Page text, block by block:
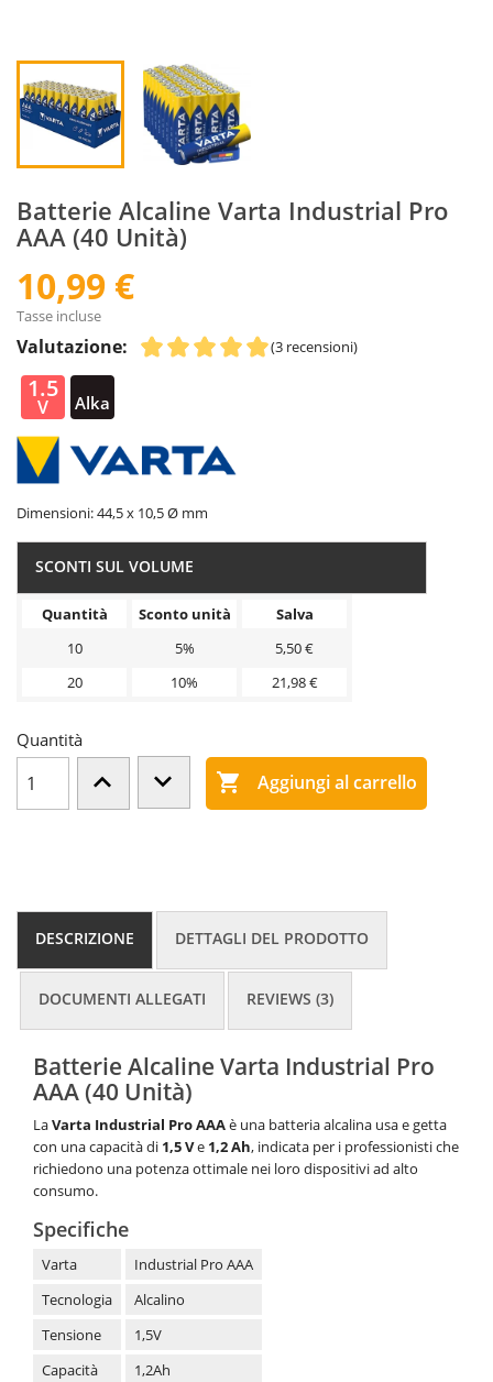
Batterie Alcaline Varta Industrial Pro
AAA (40 Unità)
10,99 €
Tasse incluse
Valutazione: (3 recensioni)
1.5
V
Alka
line
Dimensioni: 44,5 x 10,5 Ø mm
SCONTI SUL VOLUME
Quantità Sconto unità
Salva
10
5%
5,50 €
20
10% 21,98 €
Quantità
 Aggiungi al carrello
DESCRIZIONE DETTAGLI DEL PRODOTTO
DOCUMENTI ALLEGATI REVIEWS (3)
Batterie Alcaline Varta Industrial Pro
AAA (40 Unità)
LaVarta Industrial Pro AAAè una batteria alcalina usa e getta
con una capacità di 1,5 Ve 1,2 Ah, indicata per i professionisti che
richiedono una potenza ottimale nei loro dispositivi ad alto
consumo.
Specifiche
Varta
Industrial Pro AAA
Tecnologia
Alcalino
Tensione
1,5V
Capacità
1,2Ah